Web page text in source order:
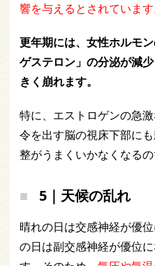
響を与えるとされています
更年期には、女性ホルモ
ゲステロン」の分泌が減
きく崩れます。
特に、エストロゲンの急
令を出す脳の視床下部に
整がうまくいかなくなるの
5｜天候の乱れ
晴れの日は交感神経が優
の日は副交感神経が優位